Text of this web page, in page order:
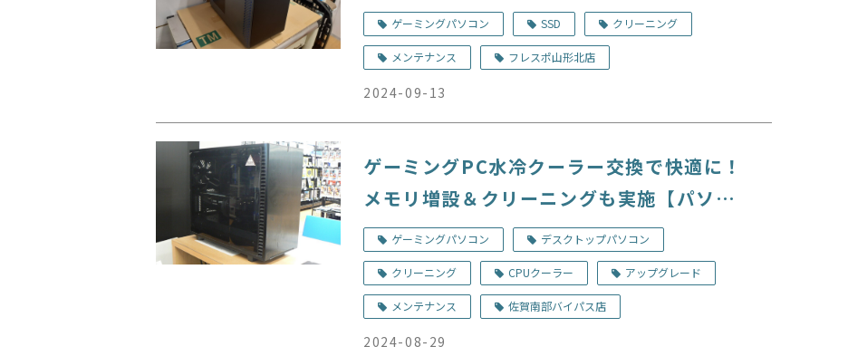
ポート事例】
ゲーミングパソコン SSD クリーニング
メンテナンス フレスポ山形北店
2024-09-13
ゲーミングPC水冷クーラー交換で快適に！
メモリ増設＆クリーニングも実施【パソコ
ン修理事例】
ゲーミングパソコン デスクトップパソコン
クリーニング CPUクーラー アップグレード
メンテナンス 佐賀南部バイパス店
2024-08-29